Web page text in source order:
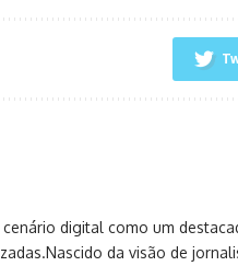
digital como um
da visão de